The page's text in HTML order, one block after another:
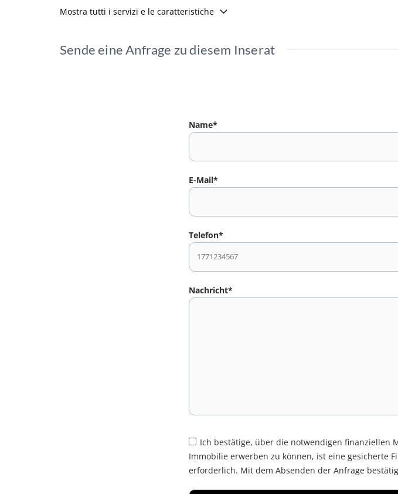
Mostra tutti i servizi e le caratteristiche
Sende eine Anfrage zu diesem Inserat
Name*
E-Mail*
Telefon*
Nachricht*
Ich bestätige, über die notwendigen finanziellen
Immobilie erwerben zu können, ist eine gesicherte
erforderlich. Mit dem Absenden der Anfrage